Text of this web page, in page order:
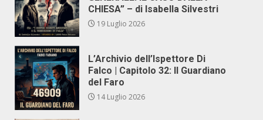
CHIESA” – di Isabella Silvestri
19 Luglio 2026
L’Archivio dell’Ispettore Di
Falco | Capitolo 32: Il Guardiano
del Faro
14 Luglio 2026